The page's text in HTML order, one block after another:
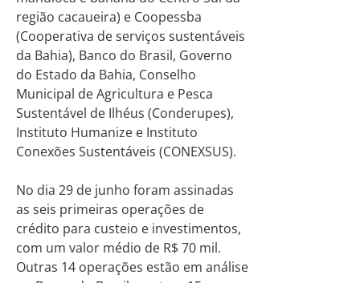
região cacaueira) e Coopessba
(Cooperativa de serviços sustentáveis
da Bahia), Banco do Brasil, Governo
do Estado da Bahia, Conselho
Municipal de Agricultura e Pesca
Sustentável de Ilhéus (Conderupes),
Instituto Humanize e Instituto
Conexões Sustentáveis (CONEXSUS).
No dia 29 de junho foram assinadas
as seis primeiras operações de
crédito para custeio e investimentos,
com um valor médio de R$ 70 mil.
Outras 14 operações estão em análise